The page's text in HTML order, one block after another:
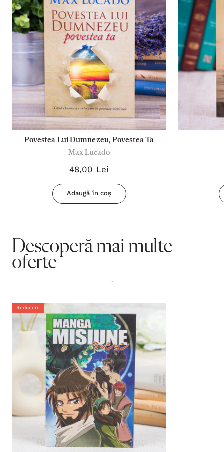
Povestea Lui Dumnezeu, Povestea Ta
Max Lucado
48,00 Lei
Adaugă în coș
Descoperă mai multe
oferte
.
Reducere